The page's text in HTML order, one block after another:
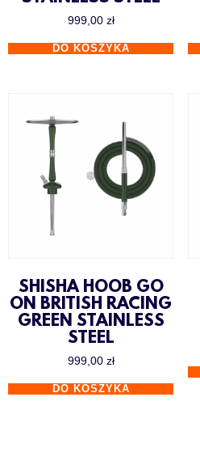
999,00 zł
DO KOSZYKA
SHISHA HOOB GO
ON BRITISH RACING
GREEN STAINLESS
STEEL
999,00 zł
DO KOSZYKA